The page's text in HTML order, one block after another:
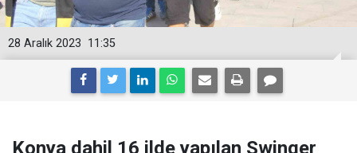
11:35
28 Aralık 2023
Konya dahil 16 ilde yapılan Swinger